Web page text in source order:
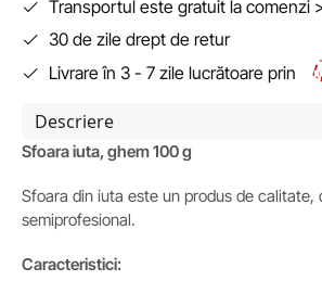
Transportul este gratuit la comenzi
30 de zile drept de retur
Livrare în 3 - 7 zile lucrătoare prin
Descriere
Sfoara iuta, ghem 100 g
Sfoara din iuta este un produs de calitate,
semiprofesional.
Caracteristici: